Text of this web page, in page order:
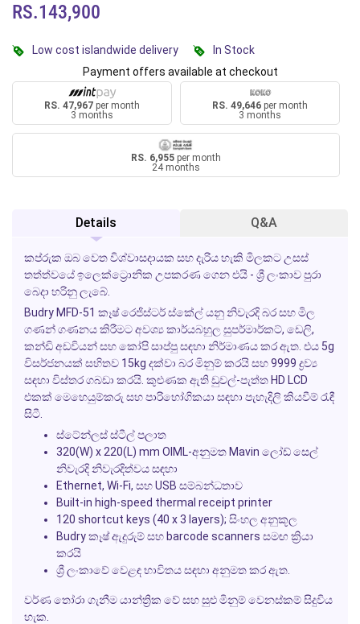
RS.143,900
Low cost islandwide delivery
In Stock
Payment offers available at checkout
RS. 47,967 per month
3 months
RS. 49,646 per month
3 months
RS. 6,955 per month
24 months
Details Q&A
කප්රුක ඔබ වෙත විශ්වාසදායක සහ දැරිය හැකි මිලකට උසස්
තත්ත්වයේ ඉලෙක්ට්‍රොනික උපකරණ ගෙන එයි - ශ්‍රී ලංකාව පුරා
බෙදා හරිනු ලැබේ.
Budry MFD-51 කෑෂ් රෙජිස්ටර් ස්කේල් යනු නිවැරදි බර සහ මිල
ගණන් ගණනය කිරීමට අවශ්‍ය කාර්යබහුල සුපර්මාර්කට්, ඩෙලි,
කන්ඩි අඩවියන් සහ කෝපි සාප්පු සඳහා නිර්මාණය කර ඇත. එය 5g
විසර්ජනයක් සහිතව 15kg දක්වා බර මිනුම් කරයි සහ 9999 ද්‍රව්‍ය
සඳහා විස්තර ගබඩා කරයි. කුළුණක ඇති ඩුවල්-පැත්ත HD LCD
එකක් මෙහෙයුම්කරු සහ පාරිභෝගිකයා සඳහා පැහැදිලි කියවීම් රැඳී
සිටී.
ස්ටේන්ලස් ස්ටීල් පලාත
320(W) x 220(L) mm OIML-අනුමත Mavin ලෝඩ් සෙල්
නිවැරදි නිවැරදිත්වය සඳහා
Ethernet, Wi-Fi, සහ USB සම්බන්ධතාව
Built-in high-speed thermal receipt printer
120 shortcut keys (40 x 3 layers); සිංහල අනුකූල
Budry කෑෂ් ඇදුරුම් සහ barcode scanners සමඟ ක්‍රියා
කරයි
ශ්‍රී ලංකාවේ වෙළඳ භාවිතය සඳහා අනුමත කර ඇත.
වර්ණ තෝරා ගැනීම යාන්ත්‍රික වේ සහ සුළු මිනුම් වෙනස්කම් සිදුවිය
හැක.